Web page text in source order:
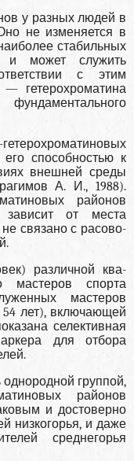
у разных людей в
не изменяется в
стабильных
и может служить
с этим
гетерохроматина
способностью к
внешней среды
А. И., 1988).
районов
от места
связано с расово-
различной ква­
спорта
мастеров
54 лет), включающей
селективная
для отбора
группой,
районов
и достоверно
низкогорья, и даже
среднегорья